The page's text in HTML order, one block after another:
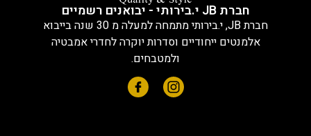
חברת JB י.בירותי - יבואנים רשמיים
חברת JB, י.בירותי מתמחה למעלה מ 30 שנה בייבוא
אלמנטים ייחודיים וסדרות יוקרה לחדרי אמבטיה
ולמטבחים.